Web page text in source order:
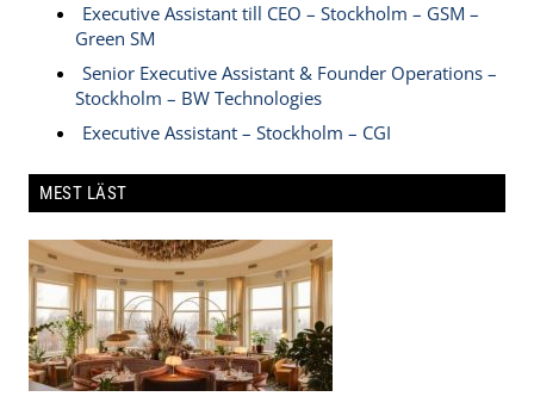
Executive Assistant till CEO – Stockholm – GSM –
Green SM
Senior Executive Assistant & Founder Operations –
Stockholm – BW Technologies
Executive Assistant – Stockholm – CGI
MEST LÄST